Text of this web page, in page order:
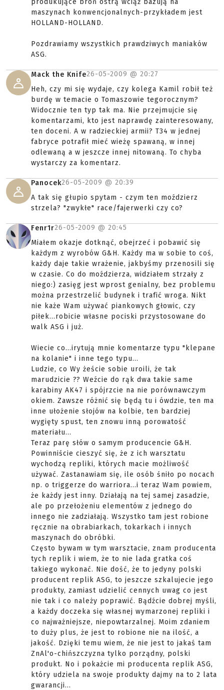
produkujące broń ostrą wciąż bazują na
maszynach konwencjonalnych-przykładem jest
HOLLAND-HOLLAND.
Pozdrawiamy wszystkich prawdziwych maniaków
ASG.
Mack the Knife26-05-2009 @ 20:27
Heh, czy mi się wydaje, czy kolega Kamil robił też
burdę w temacie o Tomaszowie tegorocznym?
Widocznie ten typ tak ma. Nie przejmujcie się
komentarzami, kto jest naprawdę zainteresowany,
ten doceni. A w radzieckiej armii? T34 w jednej
fabryce potrafił mieć wieżę spawaną, w innej
odlewaną a w jeszcze innej nitowaną. To chyba
wystarczy za komentarz.
Panocek26-05-2009 @ 20:39
A tak się głupio spytam - czym ten moździerz
strzela? "zwykłe" race/fajerwerki czy co?
Fenr1r26-05-2009 @ 20:45
Miałem okazje dotknąć, obejrzeć i pobawić się
każdym z wyrobów G&H. Każdy ma w sobie to coś,
każdy daje takie wrażenie, jakbyśmy przenosili się
w czasie. Co do moździerza, widziałem strzały z
niego:) zasięg jest wprost genialny, bez problemu
można przestrzelić budynek i trafić wroga. Nikt
nie każe Wam używać piankowych głowic, czy
piłek...robicie własne pociski przystosowane do
walk ASG i już.
Wiecie co...irytują mnie komentarze typu "klepane
na kolanie" i inne tego typu...
Ludzie, co Wy żeście sobie uroili, że tak
marudzicie ?? Weźcie do rąk dwa takie same
karabiny AK47 i spójrzcie na nie porównawczym
okiem. Zawsze różnić się będą tu i ówdzie, ten ma
inne ułożenie słojów na kolbie, ten bardziej
wygięty spust, ten znowu inną porowatość
materiału...
Teraz parę słów o samym producencie G&H.
Powinniście cieszyć się, że z ich warsztatu
wychodzą repliki, których macie możliwość
używać. Zastanawiam się, ile osób śniło po nocach
np. o triggerze do warriora...i teraz Wam powiem,
że każdy jest inny. Działają na tej samej zasadzie,
ale po przełożeniu elementów z jednego do
innego nie zadziałają. Wszystko tam jest robione
ręcznie na obrabiarkach, tokarkach i innych
maszynach do obróbki.
Często bywam w tym warsztacie, znam producenta
tych replik i wiem, że to nie lada gratka coś
takiego wykonać. Nie dość, że to jedyny polski
producent replik ASG, to jeszcze szkalujecie jego
produkty, zamiast udzielić cennych uwag co jest
nie tak i co należy poprawić. Bądźcie dobrej myśli,
a każdy doczeka się własnej wymarzonej repliki i
co najważniejsze, niepowtarzalnej. Moim zdaniem
to duży plus, że jest to robione nie na ilość, a
jakość. Dzięki temu wiem, że nie jest to jakaś tam
ZnAl'o-chińszczyzna tylko porządny, polski
produkt. No i pokażcie mi producenta replik ASG,
który udziela na swoje produkty dajmy na to 2 lata
gwarancji...